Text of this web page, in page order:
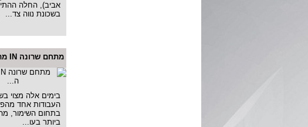
אביב), החלה
בשכונת נווה צד...
מתחם שרונה IN מתחם ה...
בימים אלה מצוי
העבודות אחד
בתחום השימור,
ביותר בעו...